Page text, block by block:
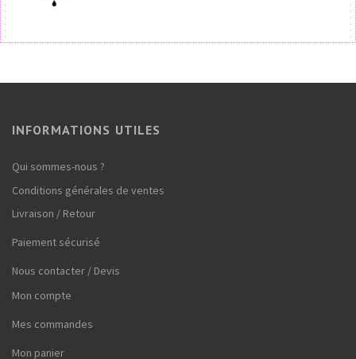
INFORMATIONS UTILES
Qui sommes-nous ?
Conditions générales de ventes
Livraison / Retour
Paiement sécurisé
Nous contacter / Devis
Mon compte
Mes commandes
Mon panier